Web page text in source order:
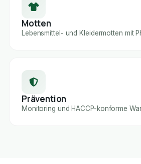
Motten
Lebensmittel- und Kleidermotten mit
Prävention
Monitoring und HACCP-konforme